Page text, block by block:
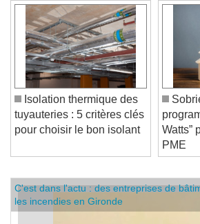
Isolation thermique des
tuyauteries : 5 critères clés
Watts”
PME
C'est dans l'actu : des entreprises de
les incendies en Gironde